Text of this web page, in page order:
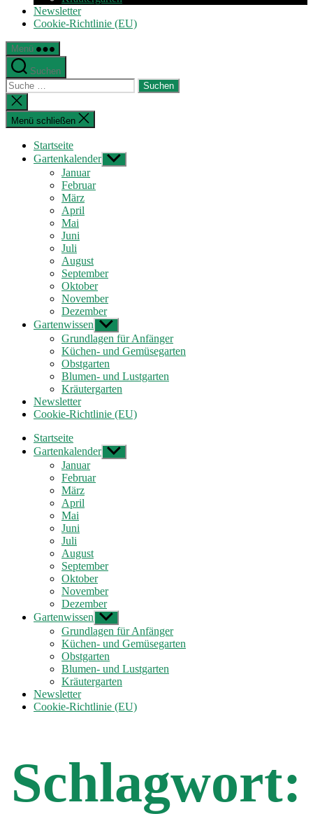
Newsletter
Cookie-Richtlinie (EU)
Menü
Suchen
Suche
nach:
Suche
schließen
Menü schließen
Startseite
Gartenkalender Untermenü
anzeigen
Januar
Februar
März
April
Mai
Juni
Juli
August
September
Oktober
November
Dezember
Gartenwissen Untermenü
anzeigen
Grundlagen für Anfänger
Küchen- und Gemüsegarten
Obstgarten
Blumen- und Lustgarten
Kräutergarten
Newsletter
Cookie-Richtlinie (EU)
Startseite
Gartenkalender Untermenü
anzeigen
Januar
Februar
März
April
Mai
Juni
Juli
August
September
Oktober
November
Dezember
Gartenwissen Untermenü
anzeigen
Grundlagen für Anfänger
Küchen- und Gemüsegarten
Obstgarten
Blumen- und Lustgarten
Kräutergarten
Newsletter
Cookie-Richtlinie (EU)
Schlagwort: